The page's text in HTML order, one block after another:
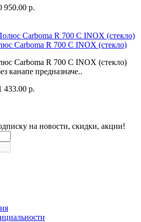
950.00 р.
Carboma R 700 С INOX (стекло)
Carboma R 700 С INOX (стекло)
канапе предназначе..
433.00 р.
на новости, скидки, акции!